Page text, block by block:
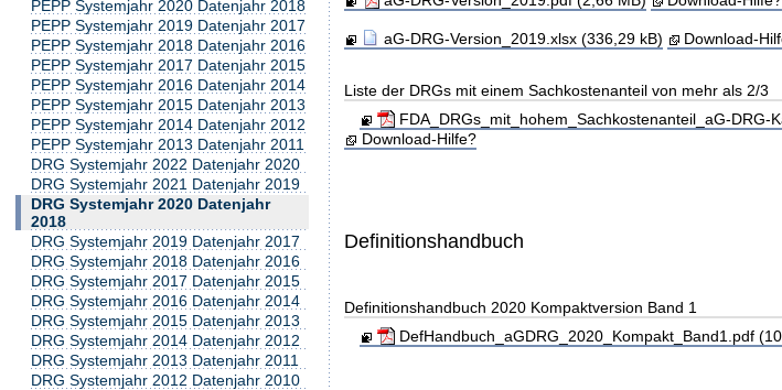
aG-DRG-Version_2019.xlsx (336,29 kB) Download-
Liste der DRGs mit einem Sachkostenanteil von mehr als 2/3
FDA_DRGs_mit_hohem_Sachkostenanteil_aG-DRG-
Download-Hilfe?
Definitionshandbuch
Definitionshandbuch 2020 Kompaktversion Band 1
DefHandbuch_aGDRG_2020_Kompakt_Band1.pdf
PEPP Systemjahr 2020 Datenjahr 2018
PEPP Systemjahr 2019 Datenjahr 2017
PEPP Systemjahr 2018 Datenjahr 2016
PEPP Systemjahr 2017 Datenjahr 2015
PEPP Systemjahr 2016 Datenjahr 2014
PEPP Systemjahr 2015 Datenjahr 2013
PEPP Systemjahr 2014 Datenjahr 2012
PEPP Systemjahr 2013 Datenjahr 2011
DRG Systemjahr 2022 Datenjahr 2020
DRG Systemjahr 2021 Datenjahr 2019
DRG Systemjahr 2020 Datenjahr
2018
DRG Systemjahr 2019 Datenjahr 2017
DRG Systemjahr 2018 Datenjahr 2016
DRG Systemjahr 2017 Datenjahr 2015
DRG Systemjahr 2016 Datenjahr 2014
DRG Systemjahr 2015 Datenjahr 2013
DRG Systemjahr 2014 Datenjahr 2012
DRG Systemjahr 2013 Datenjahr 2011
DRG Systemjahr 2012 Datenjahr 2010